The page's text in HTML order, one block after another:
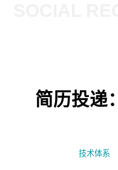
SOCIAL
简历投递
技术体系